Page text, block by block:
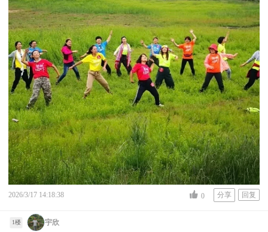
2026/3/17 14:18:38 0 分享 回复
1楼 宇欣